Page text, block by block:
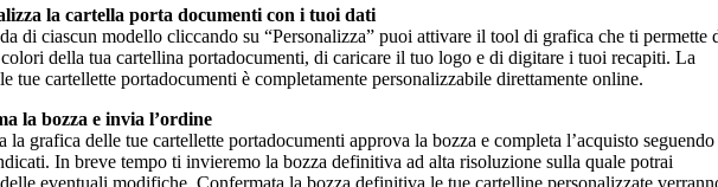
la cartella porta documenti con i tuoi dati
di ciascun modello cliccando su “Personalizza” puoi attivare il tool di grafica che ti permette
della tua cartellina portadocumenti, di caricare il tuo logo e di digitare i tuoi recapiti. La
tue cartellette portadocumenti è completamente personalizzabile direttamente online.
la bozza e invia l’ordine
la grafica delle tue cartellette portadocumenti approva la bozza e completa l’acquisto
In breve tempo ti invieremo la bozza definitiva ad alta risoluzione sulla quale potrai
eventuali modifiche. Confermata la bozza definitiva le tue cartelline personalizzate